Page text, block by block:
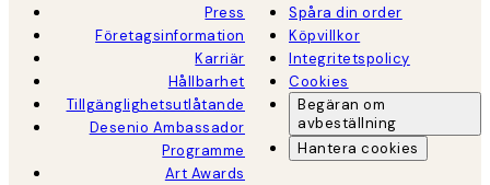
Press
Företagsinformation
Karriär
Hållbarhet
Tillgänglighetsutlåtande
Desenio Ambassador
Programme
Art Awards
Spåra din order
Köpvillkor
Integritetspolicy
Cookies
Begäran om
avbeställning
Hantera cookies